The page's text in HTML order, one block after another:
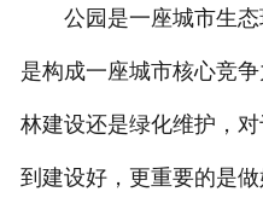
公园是一座城市生态
是构成一座城市核心竞
林建设还是绿化维护，
到建设好，更重要的是